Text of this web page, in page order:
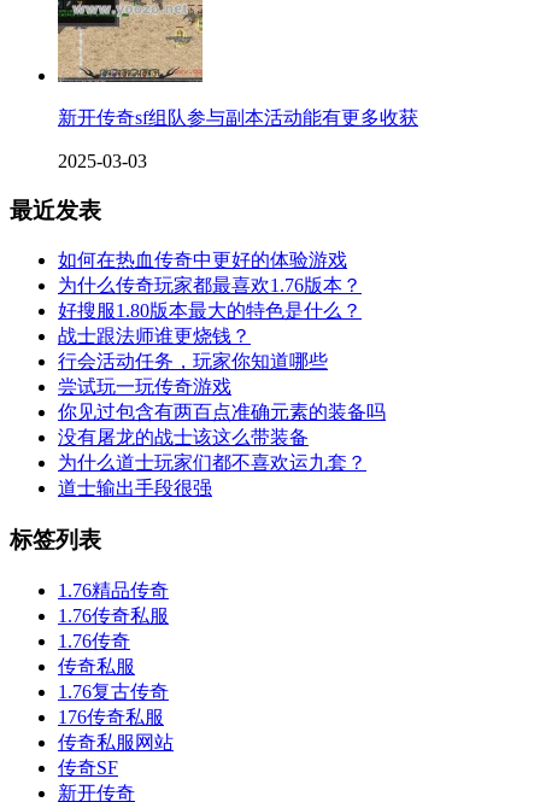
新开传奇sf组队参与副本活动能有更多收获
2025-03-03
最近发表
如何在热血传奇中更好的体验游戏
为什么传奇玩家都最喜欢1.76版本？
好搜服1.80版本最大的特色是什么？
战士跟法师谁更烧钱？
行会活动任务，玩家你知道哪些
尝试玩一玩传奇游戏
你见过包含有两百点准确元素的装备吗
没有屠龙的战士该这么带装备
为什么道士玩家们都不喜欢运九套？
道士输出手段很强
标签列表
1.76精品传奇
1.76传奇私服
1.76传奇
传奇私服
1.76复古传奇
176传奇私服
传奇私服网站
传奇SF
新开传奇